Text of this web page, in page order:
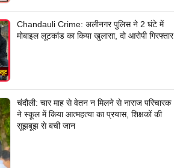
Chandauli Crime: अलीनगर पुलिस ने 2 घंटे में
मोबाइल लूटकांड का किया खुलासा, दो आरोपी गिरफ्तार
चंदौली: चार माह से वेतन न मिलने से नाराज परिचारक
ने स्कूल में किया आत्महत्या का प्रयास, शिक्षकों की
सूझबूझ से बची जान